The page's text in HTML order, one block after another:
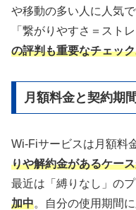
や移動の多い人に人気で
「繋がりやすさ＝スト
の評判も重要なチェッ
月額料金と契約期
Wi-Fiサービスは月額料
りや解約金があるケー
最近は「縛りなし」のプ
加中。自分の使用期間